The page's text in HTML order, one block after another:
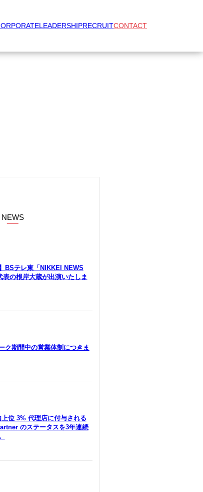
LEADERSHIPRECRUITCONTACT
NEWS
BSテレ東「NIKKEI NEWS
表の根岸大蔵が出演いたしま
ク期間中の営業体制につきま
位 3% 代理店に付与される
のステータスを3年連続